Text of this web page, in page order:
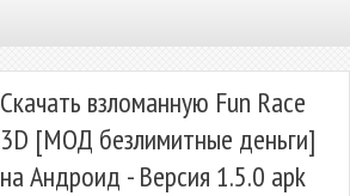
Скачать взломанную Fun Race
3D [МОД безлимитные деньги]
на Андроид - Версия 1.5.0 apk